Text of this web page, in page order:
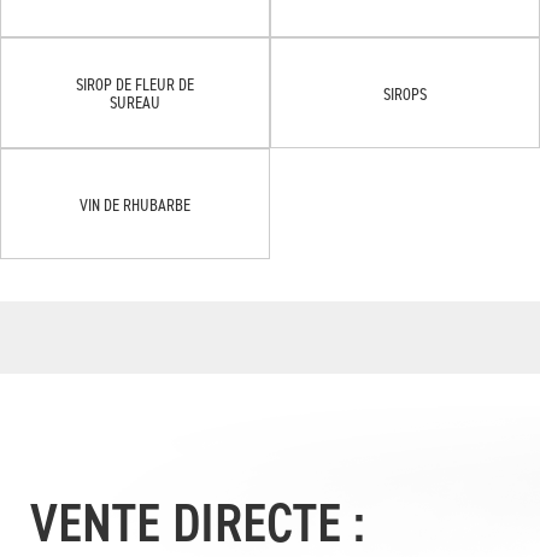
SIROP DE FLEUR DE
SUREAU
SIROPS
VIN DE RHUBARBE
VENTE DIRECTE :